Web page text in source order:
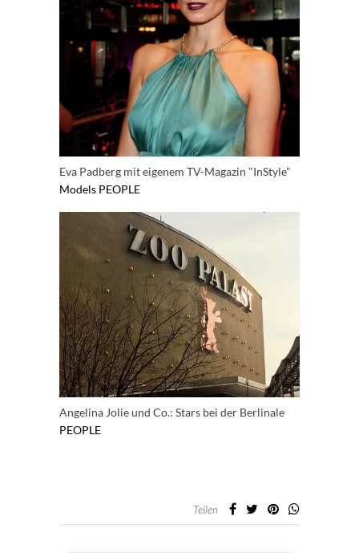
Eva Padberg mit eigenem TV-Magazin "InStyle"
Models PEOPLE
Angelina Jolie und Co.: Stars bei der Berlinale
PEOPLE
Teilen